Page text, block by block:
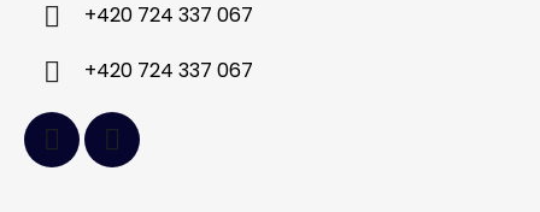
+420 724 337 067
+420 724 337 067